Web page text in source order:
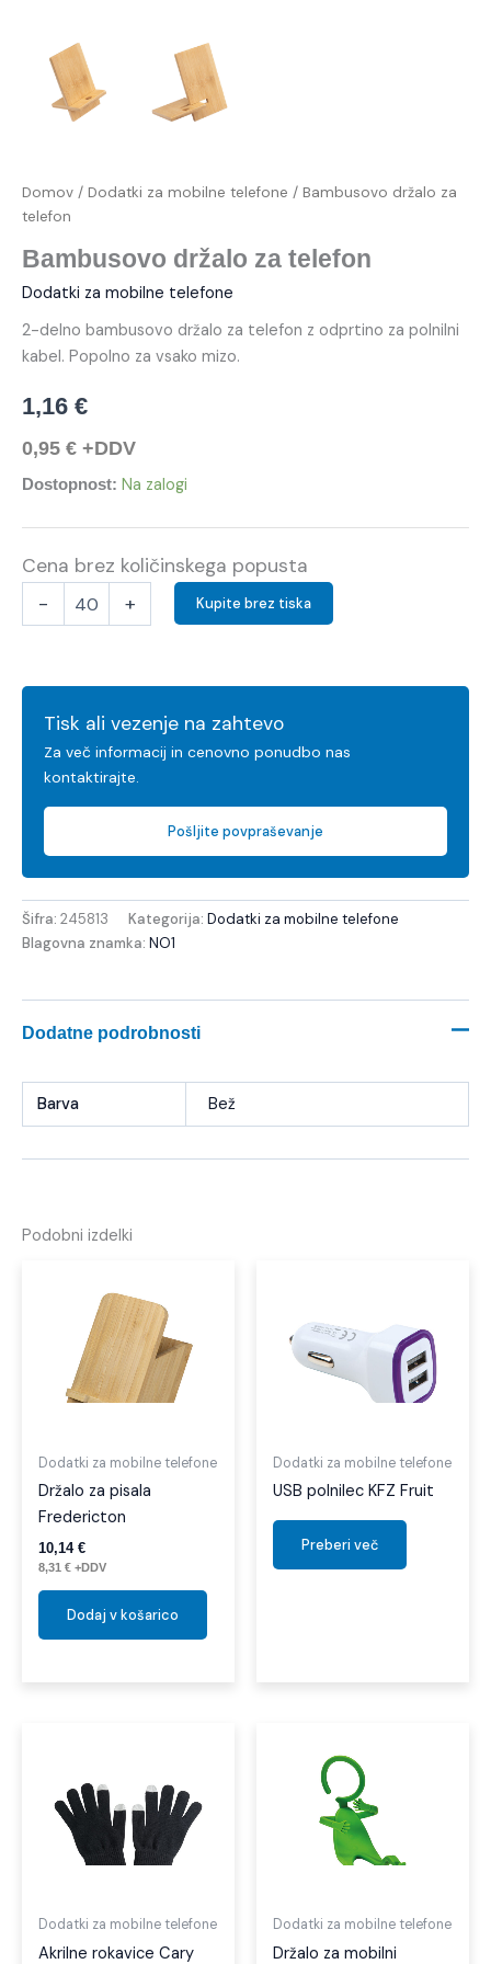
Domov / Dodatki za mobilne telefone / Bambusovo držalo za
telefon
Bambusovo držalo za telefon
Dodatki za mobilne telefone
2-delno bambusovo držalo za telefon z odprtino za polnilni
kabel. Popolno za vsako mizo.
1,16 €
0,95 € +DDV
Dostopnost: Na zalogi
Cena brez količinskega popusta
- + Kupite brez tiska
Tisk ali vezenje na zahtevo
Za več informacij in cenovno ponudbo nas
kontaktirajte.
Pošljite povpraševanje
Šifra: 245813 Kategorija: Dodatki za mobilne telefone
Blagovna znamka: NO1
Dodatne podrobnosti
Barva Bež
Podobni izdelki
Dodatki za mobilne telefone
Držalo za pisala
Fredericton
10,14 €
8,31 € +DDV
Dodaj v košarico
Dodatki za mobilne telefone
USB polnilec KFZ Fruit
Preberi več
Dodatki za mobilne telefone
Akrilne rokavice Cary
Dodatki za mobilne telefone
Držalo za mobilni